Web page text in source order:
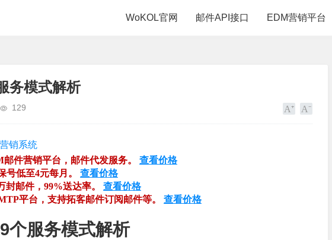
WoKOL官网 邮件API接口 EDM营销平台
务模式解析
129
邮件营销平台，邮件代发服务。 查看价格
号低至4元每月。 查看价格
封邮件，99%送达率。 查看价格
平台，支持拓客邮件订阅邮件等。 查看价格
个服务模式解析